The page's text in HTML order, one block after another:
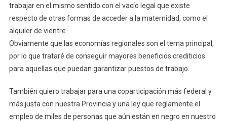
trabajar en el mismo sentido con el vacío legal que existe
respecto de otras formas de acceder a la maternidad, como el
alquiler de vientre.
Obviamente que las economías regionales son el tema principal,
por lo que trataré de conseguir mayores beneficios crediticios
para aquellas que puedan garantizar puestos de trabajo.
También quiero trabajar para una coparticipación más federal y
más justa con nuestra Provincia y una ley que reglamente el
empleo de miles de personas que aún están en negro en nuestro